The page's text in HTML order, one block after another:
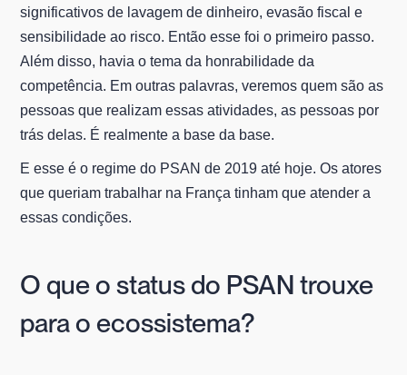
significativos de lavagem de dinheiro, evasão fiscal e
sensibilidade ao risco. Então esse foi o primeiro passo.
Além disso, havia o tema da honrabilidade da
competência. Em outras palavras, veremos quem são as
pessoas que realizam essas atividades, as pessoas por
trás delas. É realmente a base da base.
E esse é o regime do PSAN de 2019 até hoje. Os atores
que queriam trabalhar na França tinham que atender a
essas condições.
O que o status do PSAN trouxe
para o ecossistema?